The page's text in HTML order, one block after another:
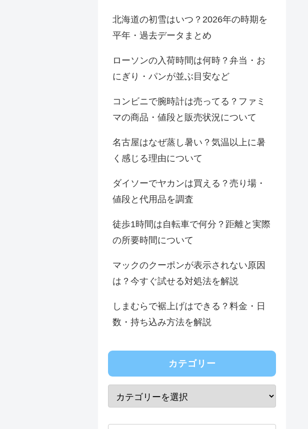
北海道の初雪はいつ？2026年の時期を
平年・過去データまとめ
ローソンの入荷時間は何時？弁当・お
にぎり・パンが並ぶ目安など
コンビニで腕時計は売ってる？ファミ
マの商品・値段と販売状況について
名古屋はなぜ蒸し暑い？気温以上に暑
く感じる理由について
ダイソーでヤカンは買える？売り場・
値段と代用品を調査
徒歩1時間は自転車で何分？距離と実際
の所要時間について
マックのクーポンが表示されない原因
は？今すぐ試せる対処法を解説
しまむらで裾上げはできる？料金・日
数・持ち込み方法を解説
カテゴリー